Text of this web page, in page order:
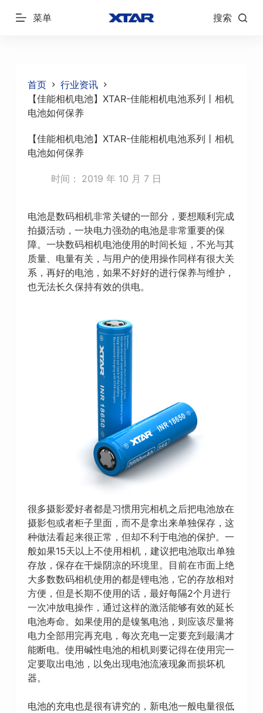
跳
菜单 搜索
首页
行业资讯
【佳能相机电池】XTAR-佳能相机电池系列丨相机
电池如何保养
【佳能相机电池】XTAR-佳能相机电池系列丨相机
电池如何保养
时间： 2019 年 10 月 7 日
电池是数码相机非常关键的一部分，要想顺利完成
拍摄活动，一块电力强劲的电池是非常重要的保
障。一块数码相机电池使用的时间长短，不光与其
质量、电量有关，与用户的使用操作同样有很大关
系，再好的电池，如果不好好的进行保养与维护，
也无法长久保持有效的供电。
很多摄影爱好者都是习惯用完相机之后把电池放在
摄影包或者柜子里面，而不是拿出来单独保存，这
种做法看起来很正常，但却不利于电池的保护。一
般如果15天以上不使用相机，建议把电池取出单独
存放，保存在干燥阴凉的环境里。目前在市面上绝
大多数数码相机使用的都是锂电池，它的存放相对
方便，但是长期不使用的话，最好每隔2个月进行
一次冲放电操作，通过这样的激活能够有效的延长
电池寿命。如果使用的是镍氢电池，则应该尽量将
电力全部用完再充电，每次充电一定要充到最满才
能断电。使用碱性电池的相机则要记得在使用完一
定要取出电池，以免出现电池流液现象而损坏机
器。
电池的充电也是很有讲究的，新电池一般电量很低